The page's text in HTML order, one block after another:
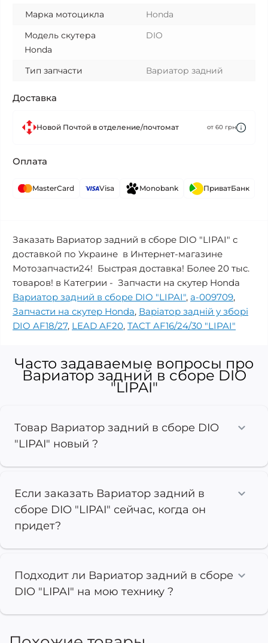
Марка мотоцикла
Honda
Модель скутера
Honda
DIO
Тип запчасти Вариатор задний
Доставка
Новой Почтой в отделение/почтомат от 60 грн
Оплата
MasterCard Visa Monobank ПриватБанк
Заказать Вариатор задний в сборе DIO "LIPAI" с
доставкой по Украине в Интернет-магазине
Мотозапчасти24! Быстрая доставка! Более 20 тыс.
товаров! в Категрии - Запчасти на скутер Honda
Вариатор задний в сборе DIO "LIPAI", a-009709,
Запчасти на скутер Honda, Варіатор задній у зборі
DIO AF18/27, LEAD AF20, TACT AF16/24/30 "LIPAI"
Часто задаваемые вопросы про
Вариатор задний в сборе DIO
"LIPAI"
Товар Вариатор задний в сборе DIO
"LIPAI" новый ?
Если заказать Вариатор задний в
сборе DIO "LIPAI" сейчас, когда он
придет?
Подходит ли Вариатор задний в сборе
DIO "LIPAI" на мою технику ?